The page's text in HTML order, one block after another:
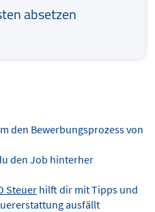
absetzen
den Bewerbungsprozess von
den Job hinterher
Steuer hilft dir mit Tipps und
ausfällt